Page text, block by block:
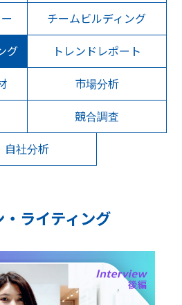
チームビルディング
グ トレンドレポート
市場分析
競合調査
自社分析
・ライティング